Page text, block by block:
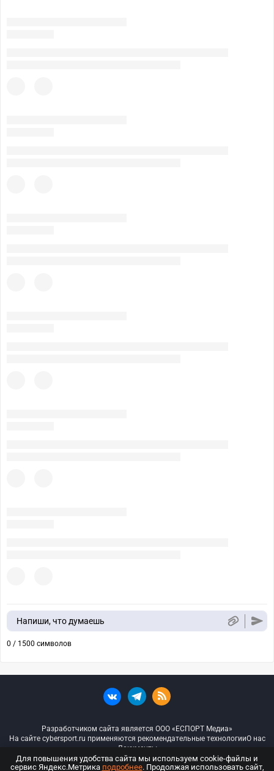
Напиши, что думаешь
0 / 1500 символов
Разработчиком сайта является ООО «ЕСПОРТ Медиа»
На сайте cybersport.ru применяются рекомендательные технологииО нас
Документы
© ООО «Киберспорт.ру» — Все права защищены
Для повышения удобства сайта мы используем cookie-файлы и
сервис Яндекс.Метрика подробнее. Продолжая использовать сайт,